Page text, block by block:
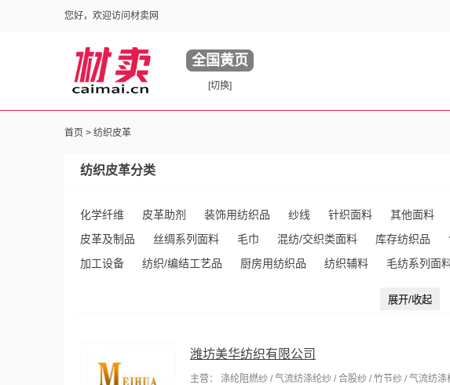
您好，欢迎访问材卖网
全国黄页
[切换]
首页 > 纺织皮革
纺织皮革分类
化学纤维 皮革助剂 装饰用纺织品 纱线 针织面料 其他面料
皮革及制品
丝绸系列面料 毛巾 混纺/交织类面料 库存纺织品
加工设备
纺织/编结工艺品 厨房用纺织品 纺织辅料 毛纺系列面
展开/收起
潍坊美华纺织有限公司
主营： 涤纶阻燃纱 / 气流纺涤纶纱 / 合股纱 / 竹节纱 / 气流纺涤